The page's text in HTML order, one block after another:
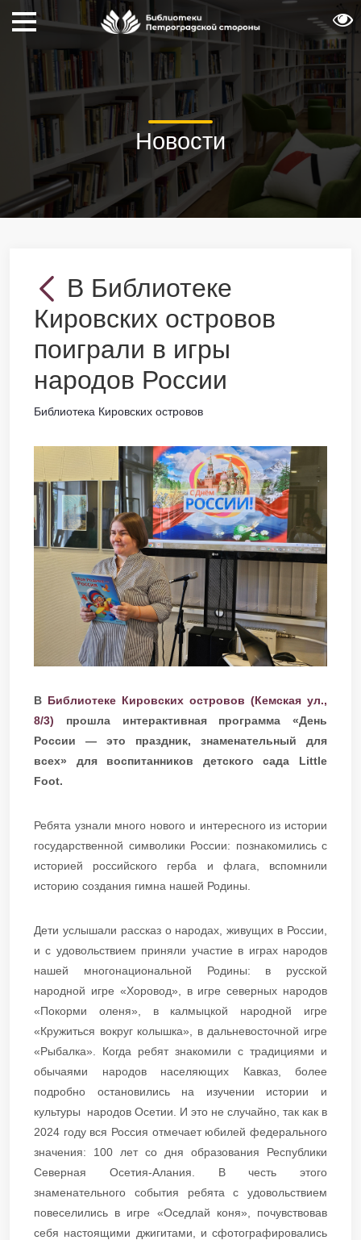
Новости
В Библиотеке
Кировских островов
поиграли в игры
народов России
Библиотека Кировских островов
В Библиотеке Кировских островов (Кемская ул.,
8/3) прошла интерактивная программа «День
России — это праздник, знаменательный для
всех» для воспитанников детского сада Little
Foot.
Ребята узнали много нового и интересного из истории
государственной символики России: познакомились с
историей российского герба и флага, вспомнили
историю создания гимна нашей Родины.
Дети услышали рассказ о народах, живущих в России,
и с удовольствием приняли участие в играх народов
нашей многонациональной Родины: в русской
народной игре «Хоровод», в игре северных народов
«Покорми оленя», в калмыцкой народной игре
«Кружиться вокруг колышка», в дальневосточной игре
«Рыбалка». Когда ребят знакомили с традициями и
обычаями народов населяющих Кавказ, более
подробно остановились на изучении истории и
культуры народов Осетии. И это не случайно, так как в
2024 году вся Россия отмечает юбилей федерального
значения: 100 лет со дня образования Республики
Северная Осетия-Алания. В честь этого
знаменательного события ребята с удовольствием
повеселились в игре «Оседлай коня», почувствовав
себя настоящими джигитами, и сфотографировались